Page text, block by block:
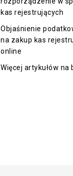
kas rejestrujących
Objaśnienie
na zakup kas
online
Więcej artykułów na